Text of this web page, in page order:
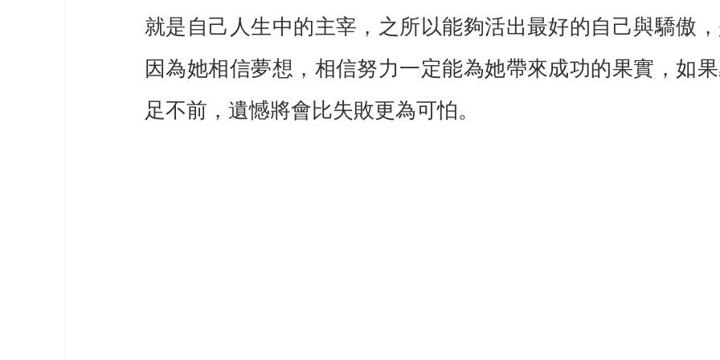
就是自己人生中的主宰，之所以能夠活出最好的自己與驕傲
因為她相信夢想，相信努力一定能為她帶來成功的果實，如
足不前，遺憾將會比失敗更為可怕。